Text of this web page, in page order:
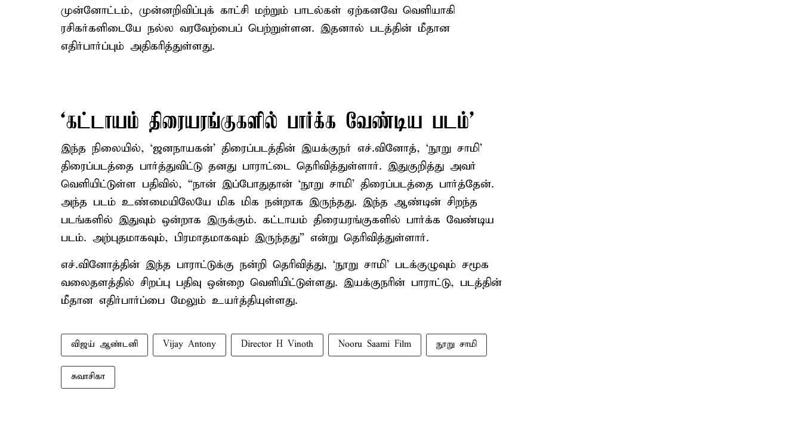
முன்னோட்டம், முன்னறிவிப்புக் காட்சி மற்றும் பாடல்கள் ஏற்கனவே வெளியாகி
ரசிகர்களிடையே நல்ல வரவேற்பைப் பெற்றுள்ளன. இதனால் படத்தின் மீதான
எதிர்பார்ப்பும் அதிகரித்துள்ளது.
‘கட்டாயம் திரையரங்குகளில் பார்க்க வேண்டிய படம்’
இந்த நிலையில், ‘ஜனநாயகன்’ திரைப்படத்தின் இயக்குநர் எச்.வினோத், ‘நூறு சாமி’
திரைப்படத்தை பார்த்துவிட்டு தனது பாராட்டை தெரிவித்துள்ளார். இதுகுறித்து அவர்
வெளியிட்டுள்ள பதிவில், “நான் இப்போதுதான் ‘நூறு சாமி’ திரைப்படத்தை பார்த்தேன்.
அந்த படம் உண்மையிலேயே மிக மிக நன்றாக இருந்தது. இந்த ஆண்டின் சிறந்த
படங்களில் இதுவும் ஒன்றாக இருக்கும். கட்டாயம் திரையரங்குகளில் பார்க்க வேண்டிய
படம். அற்புதமாகவும், பிரமாதமாகவும் இருந்தது” என்று தெரிவித்துள்ளார்.
எச்.வினோத்தின் இந்த பாராட்டுக்கு நன்றி தெரிவித்து, ‘நூறு சாமி’ படக்குழுவும் சமூக
வலைதளத்தில் சிறப்பு பதிவு ஒன்றை வெளியிட்டுள்ளது. இயக்குநரின் பாராட்டு, படத்தின்
மீதான எதிர்பார்ப்பை மேலும் உயர்த்தியுள்ளது.
விஜய் ஆண்டனி Vijay Antony Director H Vinoth Nooru Saami Film நூறு சாமி
சுவாசிகா